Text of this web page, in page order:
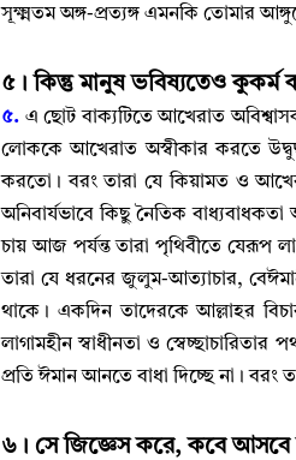
সূক্ষ্মতম অঙ্গ-প্রত্যঙ্গ এমনকি তোমার
৫ । কিন্তু মানুষ ভবিষ্যতেও কুকর্ম
৫. এ ছোট বাক্যটিতে আখেরাত
লোককে আখেরাত অস্বীকার করতে
করতো । বরং তারা যে কিয়ামত ও
অনিবার্যভাবে কিছু নৈতিক
চায় আজ পর্যন্ত তারা পৃথিবীতে যেরূপ
তারা যে ধরনের জুলুম-আত্যাচার,
থাকে । একদিন তাদেরকে আল্লাহর
লাগামহীন স্বাধীনতা ও স্বেচ্ছাচারিতার
প্রতি ঈমান আনতে বাধা দিচ্ছে না । বরং
৬ । সে জিজ্ঞেস করে,কবে আসবে